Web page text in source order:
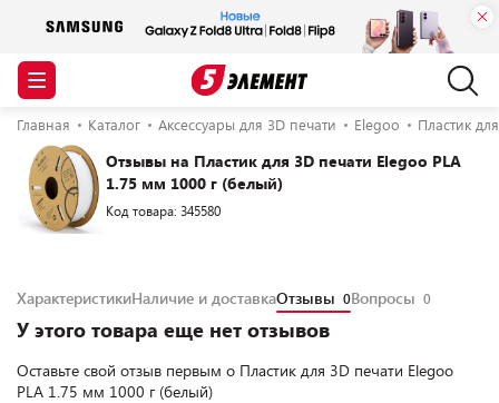
Главная Каталог Аксессуары для 3D печати Elegoo Пластик
Отзывы на Пластик для 3D печати Elegoo PLA
1.75 мм 1000 г (белый)
Код товара: 345580
ХарактеристикиНаличие и доставкаОтзывы 0Вопросы 0
У этого товара еще нет отзывов
Оставьте свой отзыв первым о Пластик для 3D печати Elegoo
PLA 1.75 мм 1000 г (белый)